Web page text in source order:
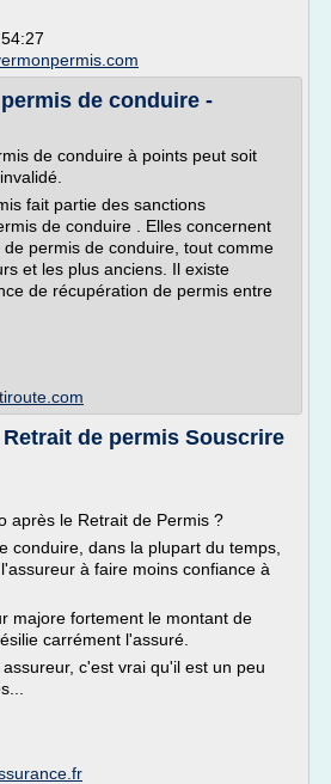
de conduire -
de conduire à points peut soit
fait partie des sanctions
de conduire . Elles concernent
permis de conduire, tout comme
et les plus anciens. Il existe
de récupération de permis entre
de permis Souscrire
après le Retrait de Permis ?
conduire, dans la plupart du temps,
à faire moins confiance à
majore fortement le montant de
carrément l'assuré.
c'est vrai qu'il est un peu